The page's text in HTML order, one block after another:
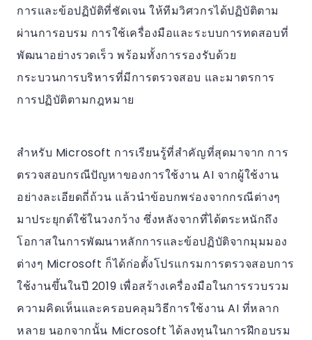
การและข้อปฏิบัติที่ชัดเจน ให้ทีมวิศวกรได้ปฏิบัติตาม
ผ่านการอบรม การใช้เครื่องมือและระบบการทดสอบที่
พัฒนาอย่างรวดเร็ว พร้อมทั้งการรองรับด้วย
กระบวนการบริหารที่มีการตรวจสอบ และมาตรการ
การปฏิบัติตามกฎหมาย
สำหรับ Microsoft การเรียนรู้ที่สำคัญที่สุดมาจาก การ
ตรวจสอบกรณีปัญหาของการใช้งาน AI จากผู้ใช้งาน
อย่างละเอียดถี่ถ้วน แล้วนำข้อบกพร่องจากกรณีต่างๆ
มาประยุกต์ใช้ในวงกว้าง ซึ่งหลังจากที่ได้ตระหนักถึง
โอกาสในการพัฒนาหลักการและข้อปฏิบัติจากมุมมอง
ต่างๆ Microsoft ก็ได้ก่อตั้งโปรแกรมการตรวจสอบการ
ใช้งานขึ้นในปี 2019 เพื่อสร้างเครื่องมือในการรวบรวม
ความคิดเห็นและครอบคลุมวิธีการใช้งาน AI ที่หลาก
หลาย นอกจากนั้น Microsoft ได้ลงทุนในการฝึกอบรม